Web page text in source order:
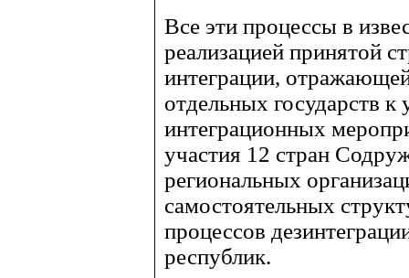
Все эти процессы в
реализацией принятой
интеграции,
отдельных государств
интеграционных
участия 12 стран
региональных
самостоятельных
процессов
республик.